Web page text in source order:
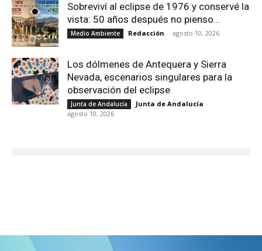
Sobreviví al eclipse de 1976 y conservé la
vista: 50 años después no pienso...
Medio Ambiente Redacción - agosto 10, 2026
Los dólmenes de Antequera y Sierra
Nevada, escenarios singulares para la
observación del eclipse
Junta de Andalucía Junta de Andalucía -
agosto 10, 2026